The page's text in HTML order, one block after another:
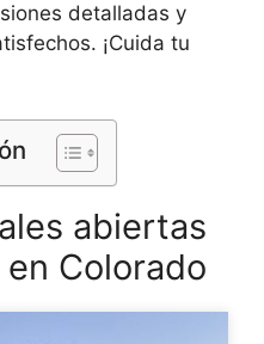
detalladas y
¡Cuida tu
abiertas
Colorado